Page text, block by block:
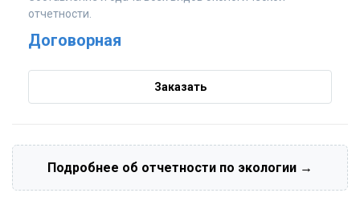
отчетности.
Договорная
Заказать
Подробнее об отчетности по экологии →